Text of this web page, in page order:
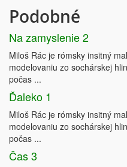
Podobné
Na zamyslenie 2
Miloš Rác je rómsky insitný
modelovaniu zo sochárskej
počas ...
Ďaleko 1
Miloš Rác je rómsky insitný
modelovaniu zo sochárskej
počas ...
Čas 3